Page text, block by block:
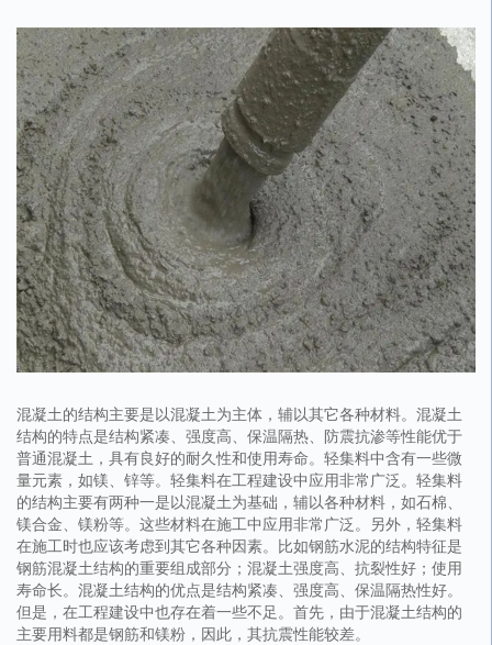
混凝土的结构主要是以混凝土为主体，辅以其它各种材料。混凝土
结构的特点是结构紧凑、强度高、保温隔热、防震抗渗等性能优于
普通混凝土，具有良好的耐久性和使用寿命。轻集料中含有一些微
量元素，如镁、锌等。轻集料在工程建设中应用非常广泛。轻集料
的结构主要有两种一是以混凝土为基础，辅以各种材料，如石棉、
镁合金、镁粉等。这些材料在施工中应用非常广泛。另外，轻集料
在施工时也应该考虑到其它各种因素。比如钢筋水泥的结构特征是
钢筋混凝土结构的重要组成部分；混凝土强度高、抗裂性好；使用
寿命长。混凝土结构的优点是结构紧凑、强度高、保温隔热性好。
但是，在工程建设中也存在着一些不足。首先，由于混凝土结构的
主要用料都是钢筋和镁粉，因此，其抗震性能较差。